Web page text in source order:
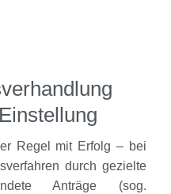
Regel mit Erfolg – bei
durch gezielte
Anträge (sog.